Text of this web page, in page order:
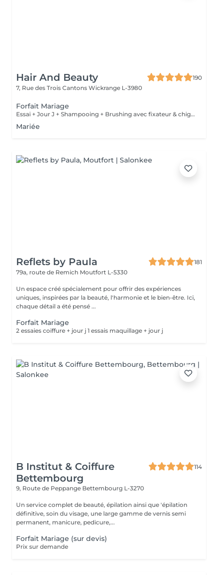
Hair And Beauty
190
7, Rue des Trois Cantons Wickrange L-3980
Forfait Mariage
Essai + Jour J + Shampooing + Brushing avec fixateur & chignon
Mariée
Reflets by Paula
181
79a, route de Remich Moutfort L-5330
Un espace créé spécialement pour offrir des expériences
uniques, inspirées par la beauté, l'harmonie et le bien-être. Ici,
chaque détail a été pensé ...
Forfait Mariage
2 essaies coiffure + jour j 1 essais maquillage + jour j
B Institut & Coiffure
Bettembourg
114
9, Route de Peppange Bettembourg L-3270
Un service complet de beauté, épilation ainsi que 'épilation
définitive, soin du visage, une large gamme de vernis semi
permanent, manicure, pedicure,...
Forfait Mariage (sur devis)
Prix sur demande